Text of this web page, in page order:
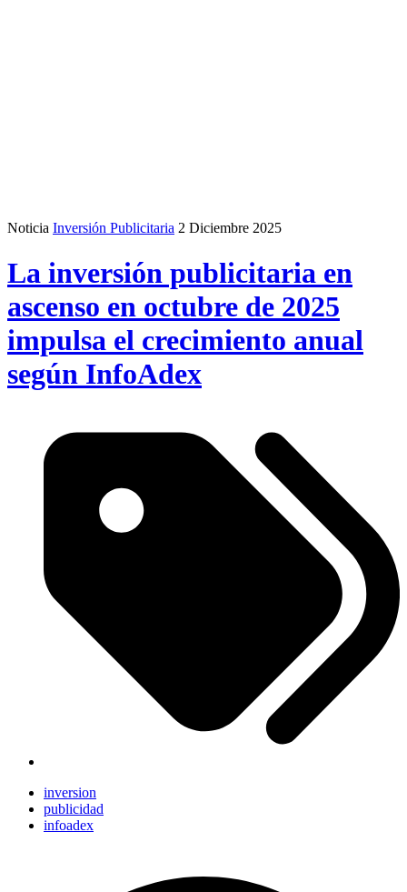
Noticia Inversión Publicitaria 2 Diciembre 2025
La inversión publicitaria en
ascenso en octubre de 2025
impulsa el crecimiento anual
según InfoAdex
inversion
publicidad
infoadex